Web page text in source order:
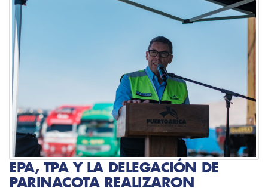
EPA, TPA Y LA DELEGACIÓN DE
PARINACOTA REALIZARON